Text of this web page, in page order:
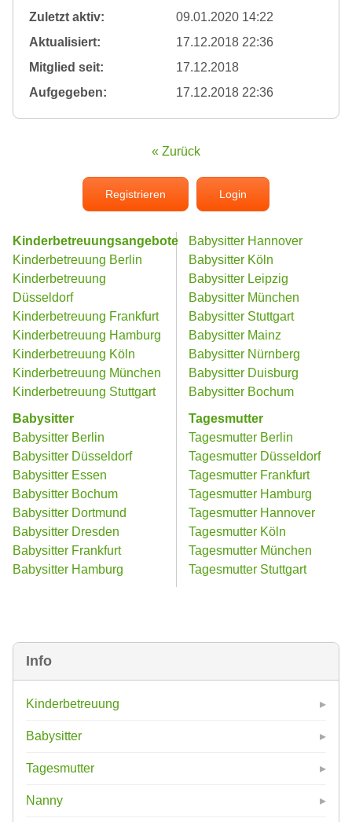
Info
Kinderbetreuung
Babysitter
Tagesmutter
Nanny
Zuletzt aktiv:
09.01.2020 14:22
Aktualisiert:
17.12.2018 22:36
Mitglied seit:
17.12.2018
Aufgegeben:
17.12.2018 22:36
« Zurück
Registrieren Login
Kinderbetreuungsangebote
Kinderbetreuung Berlin
Kinderbetreuung
Düsseldorf
Kinderbetreuung Frankfurt
Kinderbetreuung Hamburg
Kinderbetreuung Köln
Kinderbetreuung München
Kinderbetreuung Stuttgart
Babysitter
Babysitter Berlin
Babysitter Düsseldorf
Babysitter Essen
Babysitter Bochum
Babysitter Dortmund
Babysitter Dresden
Babysitter Frankfurt
Babysitter Hamburg
Babysitter Hannover
Babysitter Köln
Babysitter Leipzig
Babysitter München
Babysitter Stuttgart
Babysitter Mainz
Babysitter Nürnberg
Babysitter Duisburg
Babysitter Bochum
Tagesmutter
Tagesmutter Berlin
Tagesmutter Düsseldorf
Tagesmutter Frankfurt
Tagesmutter Hamburg
Tagesmutter Hannover
Tagesmutter Köln
Tagesmutter München
Tagesmutter Stuttgart